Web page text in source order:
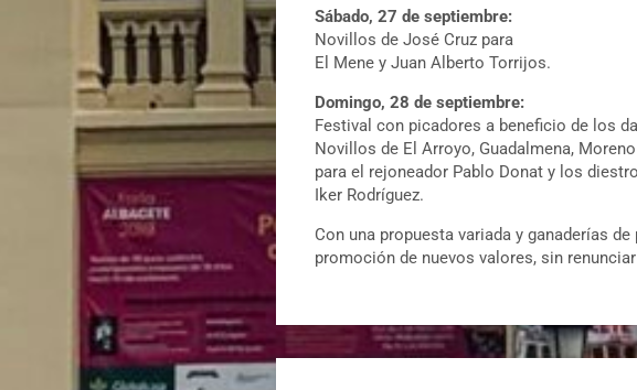
Sábado, 27 de septiembre:
Novillos de José Cruz para
El Mene y Juan Alberto Torrijos.
Domingo, 28 de septiembre:
Festival con picadores a beneficio de los
Novillos de El Arroyo, Guadalmena,
para el rejoneador Pablo Donat y los
Iker Rodríguez.
Con una propuesta variada y ganaderías
promoción de nuevos valores, sin